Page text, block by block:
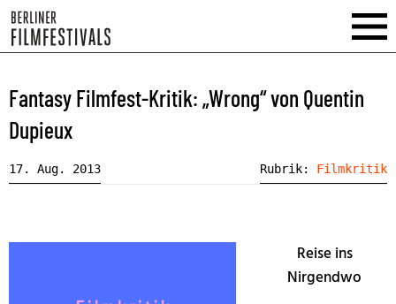
Fantasy Filmfest-Kritik: „Wrong“ von Quentin
Dupieux
17. Aug. 2013 Rubrik: Filmkritik
Reise ins
Nirgendwo